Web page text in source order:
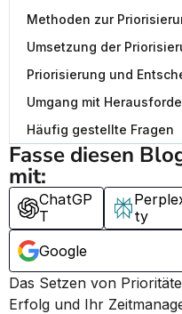
Methoden zur
Umsetzung der
Priorisierung und
Umgang mit
Häufig gestellte Fragen
Fasse diesen
mit:
ChatGP
T
ty
Google
Das Setzen von
Erfolg und Ihr